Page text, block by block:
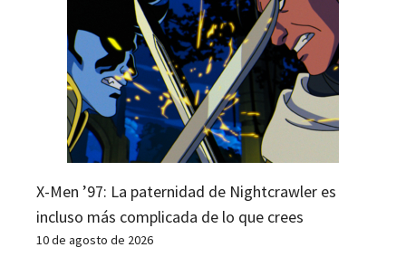
X-Men ’97: La paternidad de Nightcrawler es
incluso más complicada de lo que crees
10 de agosto de 2026